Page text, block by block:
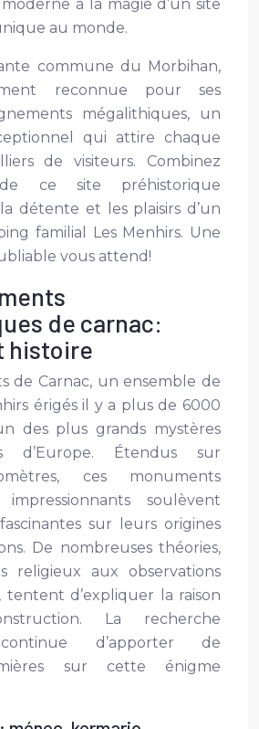
à la magie d’un site
au monde.
commune du Morbihan,
reconnue pour ses
mégalithiques, un
qui attire chaque
de visiteurs. Combinez
de ce site préhistorique
détente et les plaisirs d’un
familial Les Menhirs. Une
vous attend!
de carnac:
histoire
de Carnac, un ensemble de
érigés il y a plus de 6000
des plus grands mystères
d’Europe. Étendus sur
ces monuments
impressionnants soulèvent
sur leurs origines
De nombreuses théories,
religieux aux observations
tentent d’expliquer la raison
La recherche
d’apporter de
sur cette énigme